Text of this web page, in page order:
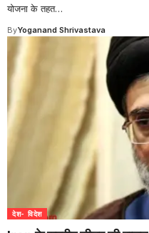
योजना के तहत…
ByYoganand Shrivastava
देश- विदेश